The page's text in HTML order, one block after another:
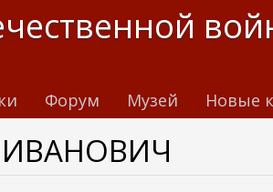
Форум Музей Новые